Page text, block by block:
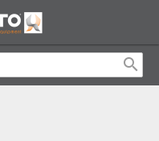
search